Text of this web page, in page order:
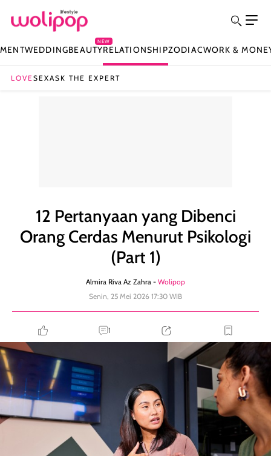
WEDDINGBEAUTY
NEW
RELATIONSHIPZODIACWORK &
LOVESEXASK THE EXPERT
12 Pertanyaan yang Dibenci
Orang Cerdas Menurut Psikologi
(Part 1)
Almira Riva Az Zahra - Wolipop
Senin, 25 Mei 2026 17:30 WIB
1